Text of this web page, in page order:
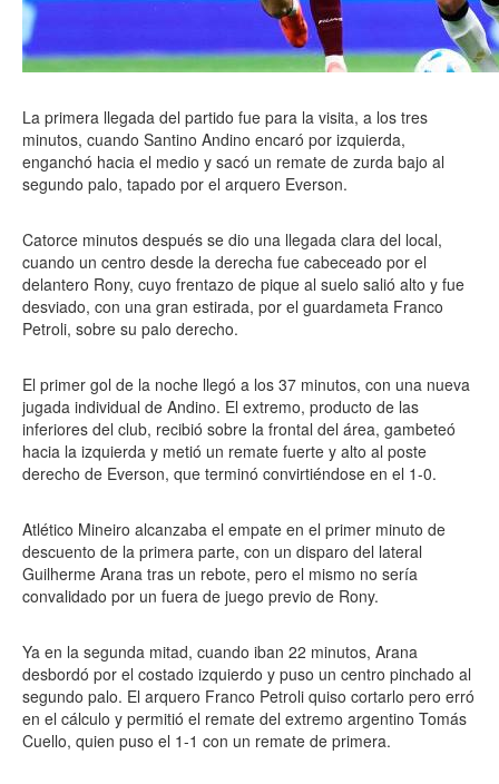
La primera llegada del partido fue para la visita, a los tres
minutos, cuando Santino Andino encaró por izquierda,
enganchó hacia el medio y sacó un remate de zurda bajo al
segundo palo, tapado por el arquero Everson.
Catorce minutos después se dio una llegada clara del local,
cuando un centro desde la derecha fue cabeceado por el
delantero Rony, cuyo frentazo de pique al suelo salió alto y fue
desviado, con una gran estirada, por el guardameta Franco
Petroli, sobre su palo derecho.
El primer gol de la noche llegó a los 37 minutos, con una nueva
jugada individual de Andino. El extremo, producto de las
inferiores del club, recibió sobre la frontal del área, gambeteó
hacia la izquierda y metió un remate fuerte y alto al poste
derecho de Everson, que terminó convirtiéndose en el 1-0.
Atlético Mineiro alcanzaba el empate en el primer minuto de
descuento de la primera parte, con un disparo del lateral
Guilherme Arana tras un rebote, pero el mismo no sería
convalidado por un fuera de juego previo de Rony.
Ya en la segunda mitad, cuando iban 22 minutos, Arana
desbordó por el costado izquierdo y puso un centro pinchado al
segundo palo. El arquero Franco Petroli quiso cortarlo pero erró
en el cálculo y permitió el remate del extremo argentino Tomás
Cuello, quien puso el 1-1 con un remate de primera.